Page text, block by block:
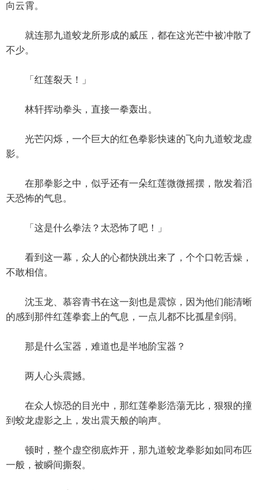
向云霄。
就连那九道蛟龙所形成的威压，都在这光芒中被冲散了
不少。
「红莲裂天！」
林轩挥动拳头，直接一拳轰出。
光芒闪烁，一个巨大的红色拳影快速的飞向九道蛟龙虚
影。
在那拳影之中，似乎还有一朵红莲微微摇摆，散发着滔
天恐怖的气息。
「这是什么拳法？太恐怖了吧！」
看到这一幕，众人的心都快跳出来了，个个口乾舌燥，
不敢相信。
沈玉龙、慕容青书在这一刻也是震惊，因为他们能清晰
的感到那件红莲拳套上的气息，一点儿都不比孤星剑弱。
那是什么宝器，难道也是半地阶宝器？
两人心头震撼。
在众人惊恐的目光中，那红莲拳影浩蕩无比，狠狠的撞
到蛟龙虚影之上，发出震天般的响声。
顿时，整个虚空彻底炸开，那九道蛟龙拳影如如同布匹
一般，被瞬间撕裂。